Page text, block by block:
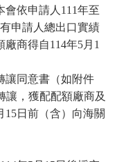
會依申請人111年至
申請人總出口實績
商得自114年5月1
讓同意書（如附件
讓，獲配配額廠商及
15日前（含）向海關